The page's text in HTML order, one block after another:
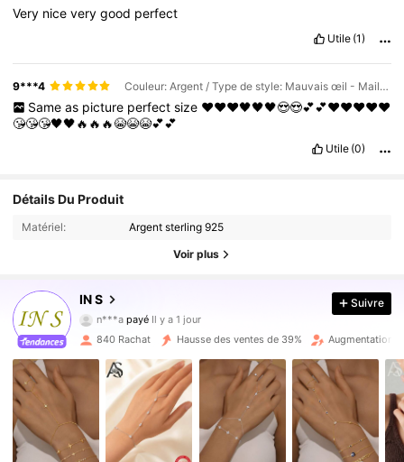
Very niceverygood perfect
Utile (1)
9***4 Couleur: Argent / Type de style: Mauvais œil - Maillon de chaîne
Same as picture perfect size ❤️❤️❤️🖤🖤🖤😍😍💕💕♥️♥️♥️❤️❤️
😘😘😘🖤🖤🔥🔥🔥😭😭😭💕💕
Utile (0)
Détails Du Produit
Matériel: Argent sterling 925
Voir plus
IN S4.75
n***a payé Il y a 1 jour
a suiviIl y a 6 heures
4.75
4.75 4.1K Suiveurs
Suivre
840 Rachat Hausse des ventes de 39% Augmentation